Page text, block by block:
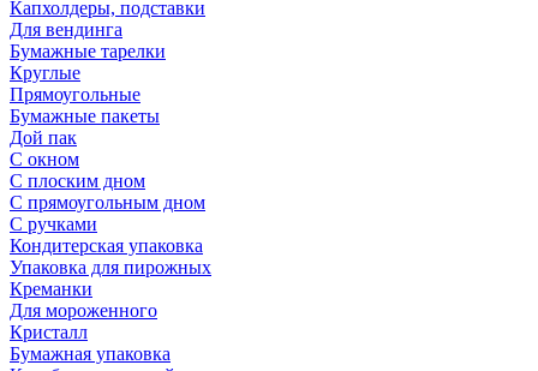
Капхолдеры, подставки
Для вендинга
Бумажные тарелки
Круглые
Прямоугольные
Бумажные пакеты
Дой пак
С окном
С плоским дном
С прямоугольным дном
С ручками
Кондитерская упаковка
Упаковка для пирожных
Креманки
Для мороженного
Кристалл
Бумажная упаковка